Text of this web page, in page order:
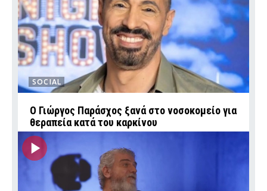
SOCIAL
O Γιώργος Παράσχος ξανά στο νοσοκομείο για
θεραπεία κατά του καρκίνου